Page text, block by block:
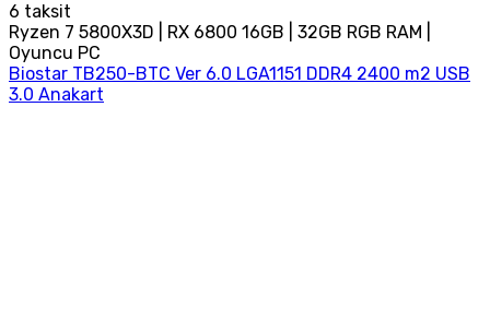
6 taksit
Ryzen 7 5800X3D | RX 6800 16GB | 32GB RGB RAM |
Oyuncu PC
Biostar TB250-BTC Ver 6.0 LGA1151 DDR4 2400 m2 USB
3.0 Anakart